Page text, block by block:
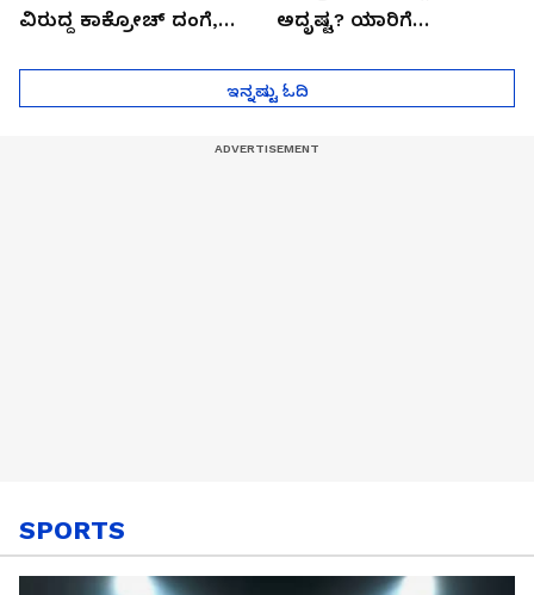
ವಿರುದ್ದ ಕಾಕ್ರೋಚ್ ದಂಗೆ,
ಅದೃಷ್ಟ? ಯಾರಿಗೆ
ಇನ್ನಷ್ಟು ಓದಿ
SPORTS